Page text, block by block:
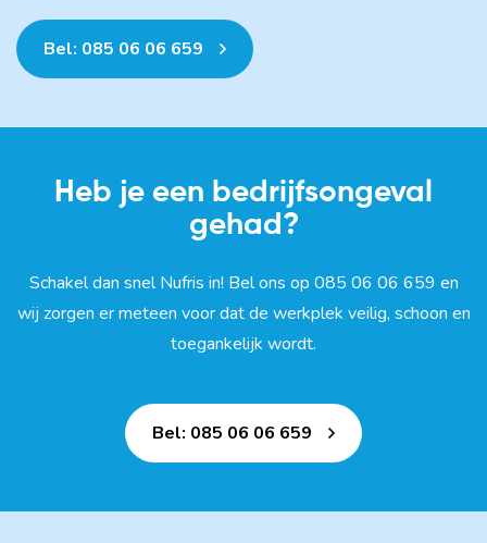
Bel: 085 06 06 659
Heb je een bedrijfsongeval
gehad?
Schakel dan snel Nufris in! Bel ons op 085 06 06 659 en
wij zorgen er meteen voor dat de werkplek veilig, schoon en
toegankelijk wordt.
Bel: 085 06 06 659